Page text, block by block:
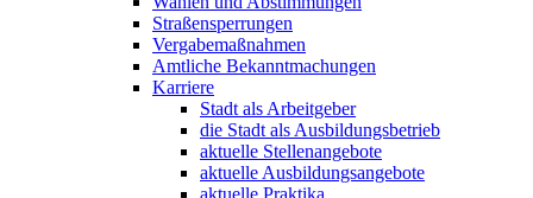
Straßensperrungen
Vergabemaßnahmen
Amtliche Bekanntmachungen
Karriere
Stadt als Arbeitgeber
die Stadt als Ausbildungsbetrieb
aktuelle Stellenangebote
aktuelle Ausbildungsangebote
aktuelle Praktika